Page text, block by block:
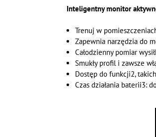
Inteligentny monitor
Trenuj w
Zapewnia narzędzia do
Całodzienny pomiar
Smukły profil i zawsze
Dostęp do funkcji2,
Czas działania baterii3: